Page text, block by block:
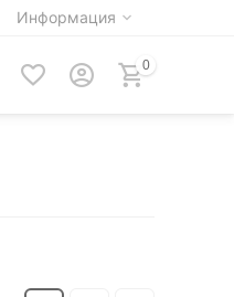
Информация
0